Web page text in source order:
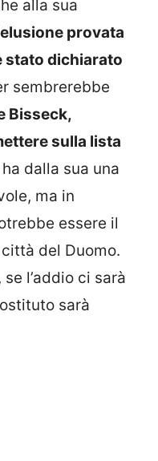
alla sua
provata
stato dichiarato
sembrerebbe
Bisseck,
sulla lista
dalla sua una
ma in
essere il
del Duomo.
l’addio ci sarà
sarà